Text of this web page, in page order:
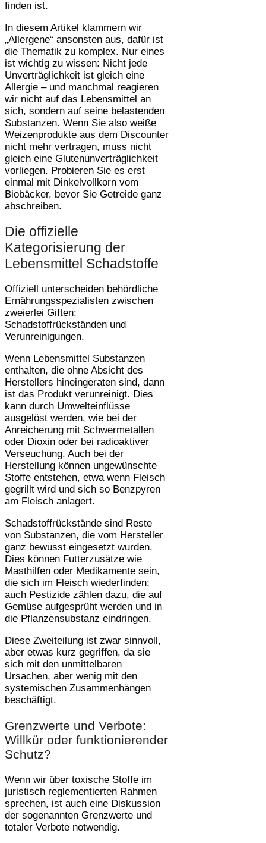
finden ist.
In diesem Artikel klammern wir
„Allergene“ ansonsten aus, dafür ist
die Thematik zu komplex. Nur eines
ist wichtig zu wissen: Nicht jede
Unverträglichkeit ist gleich eine
Allergie – und manchmal reagieren
wir nicht auf das Lebensmittel an
sich, sondern auf seine belastenden
Substanzen. Wenn Sie also weiße
Weizenprodukte aus dem Discounter
nicht mehr vertragen, muss nicht
gleich eine Glutenunverträglichkeit
vorliegen. Probieren Sie es erst
einmal mit Dinkelvollkorn vom
Biobäcker, bevor Sie Getreide ganz
abschreiben.
Die offizielle
Kategorisierung der
Lebensmittel Schadstoffe
Offiziell unterscheiden behördliche
Ernährungsspezialisten zwischen
zweierlei Giften:
Schadstoffrückständen und
Verunreinigungen.
Wenn Lebensmittel Substanzen
enthalten, die ohne Absicht des
Herstellers hineingeraten sind, dann
ist das Produkt verunreinigt. Dies
kann durch Umwelteinflüsse
ausgelöst werden, wie bei der
Anreicherung mit Schwermetallen
oder Dioxin oder bei radioaktiver
Verseuchung. Auch bei der
Herstellung können ungewünschte
Stoffe entstehen, etwa wenn Fleisch
gegrillt wird und sich so Benzpyren
am Fleisch anlagert.
Schadstoffrückstände sind Reste
von Substanzen, die vom Hersteller
ganz bewusst eingesetzt wurden.
Dies können Futterzusätze wie
Masthilfen oder Medikamente sein,
die sich im Fleisch wiederfinden;
auch Pestizide zählen dazu, die auf
Gemüse aufgesprüht werden und in
die Pflanzensubstanz eindringen.
Diese Zweiteilung ist zwar sinnvoll,
aber etwas kurz gegriffen, da sie
sich mit den unmittelbaren
Ursachen, aber wenig mit den
systemischen Zusammenhängen
beschäftigt.
Grenzwerte und Verbote:
Willkür oder funktionierender
Schutz?
Wenn wir über toxische Stoffe im
juristisch reglementierten Rahmen
sprechen, ist auch eine Diskussion
der sogenannten Grenzwerte und
totaler Verbote notwendig.